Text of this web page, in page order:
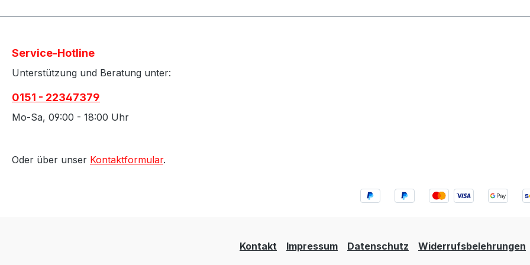
Service-Hotline
Unterstützung und Beratung unter:
0151 - 22347379
Mo-Sa, 09:00 - 18:00 Uhr
Oder über unser Kontaktformular.
Kontakt Impressum Datenschutz Widerrufsbelehrungen